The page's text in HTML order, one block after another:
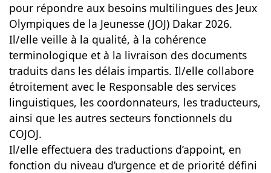
pour répondre aux besoins multilingues des Jeux
Olympiques de la Jeunesse (JOJ) Dakar 2026.
Il/elle veille à la qualité, à la cohérence
terminologique et à la livraison des documents
traduits dans les délais impartis. Il/elle collabore
étroitement avec le Responsable des services
linguistiques, les coordonnateurs, les traducteurs,
ainsi que les autres secteurs fonctionnels du
COJOJ.
Il/elle effectuera des traductions d’appoint, en
fonction du niveau d’urgence et de priorité défini